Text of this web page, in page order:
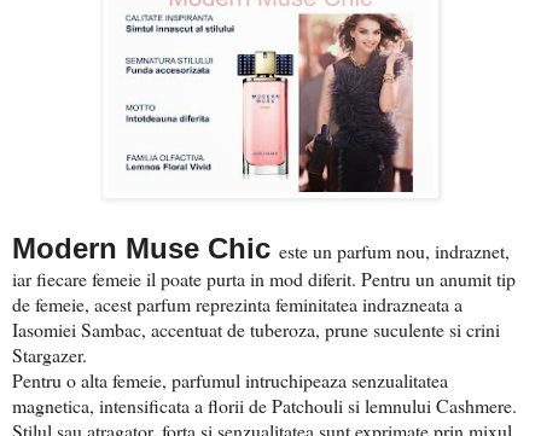
Modern Muse Chic este un parfum nou, indraznet,
iar fiecare femeie il poate purta in mod diferit. Pentru un anumit tip
de femeie, acest parfum reprezinta feminitatea indrazneata a
Iasomiei Sambac, accentuat de tuberoza, prune suculente si crini
Stargazer.
Pentru o alta femeie, parfumul intruchipeaza senzualitatea
magnetica, intensificata a florii de Patchouli si lemnului Cashmere.
Stilul sau atragator, forta si senzualitatea sunt exprimate prin mixul